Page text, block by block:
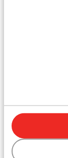
https://
Telefoni:
Du kan ringa